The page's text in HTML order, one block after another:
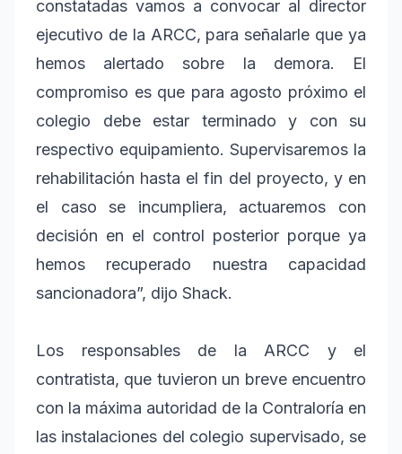
constatadas vamos a convocar al director
ejecutivo de la ARCC, para señalarle que ya
hemos alertado sobre la demora. El
compromiso es que para agosto próximo el
colegio debe estar terminado y con su
respectivo equipamiento. Supervisaremos la
rehabilitación hasta el fin del proyecto, y en
el caso se incumpliera, actuaremos con
decisión en el control posterior porque ya
hemos recuperado nuestra capacidad
sancionadora”, dijo Shack.
Los responsables de la ARCC y el
contratista, que tuvieron un breve encuentro
con la máxima autoridad de la Contraloría en
las instalaciones del colegio supervisado, se